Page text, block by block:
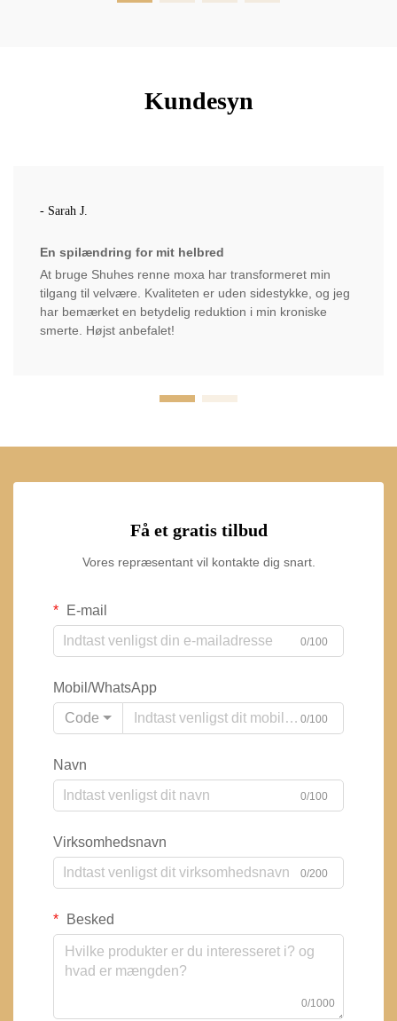
Kundesyn
- Sarah J.
En spilændring for mit helbred
At bruge Shuhes renne moxa har transformeret min
tilgang til velvære. Kvaliteten er uden sidestykke, og jeg
har bemærket en betydelig reduktion i min kroniske
smerte. Højst anbefalet!
Få et gratis tilbud
Vores repræsentant vil kontakte dig snart.
E-mail
0/100
Mobil/WhatsApp
Code
0/100
Navn
0/100
Virksomhedsnavn
0/200
Besked
0/1000